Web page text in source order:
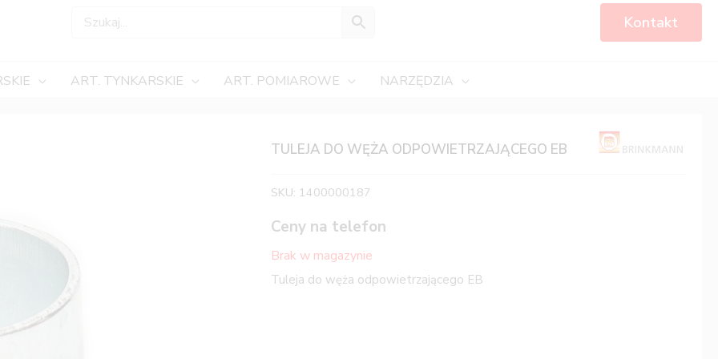
Kontakt
ART. TYNKARSKIE ART. POMIAROWE NARZĘDZIA
TULEJA DO WĘŻA ODPOWIETRZAJĄCEGO EB
SKU: 1400000187
Ceny na telefon
Brak w magazynie
Tuleja do węża odpowietrzającego EB